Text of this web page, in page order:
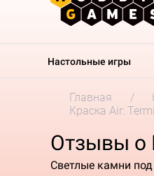
Настольные игры
Главная
Краска Air:
Отзывы о
Светлые камни